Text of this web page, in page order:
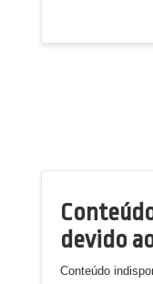
devido
Conteúdo